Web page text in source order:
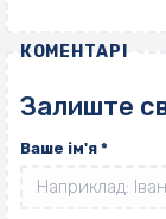
КОМЕНТАРІ
Залиште
Ваше ім'я *